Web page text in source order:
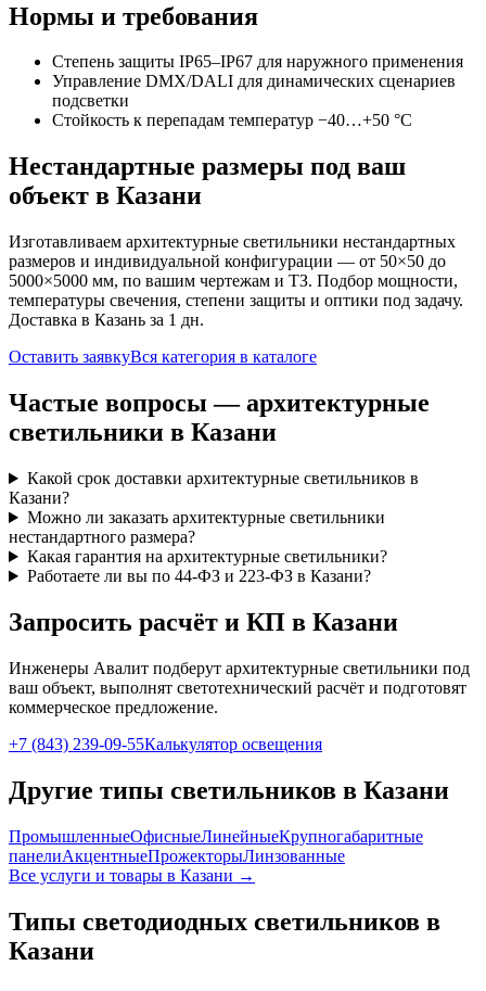
Нормы и требования
Степень защиты IP65–IP67 для наружного применения
Управление DMX/DALI для динамических сценариев
подсветки
Стойкость к перепадам температур −40…+50 °C
Нестандартные размеры под ваш
объект в Казани
Изготавливаем архитектурные светильники нестандартных
размеров и индивидуальной конфигурации — от 50×50 до
5000×5000 мм, по вашим чертежам и ТЗ. Подбор мощности,
температуры свечения, степени защиты и оптики под задачу.
Доставка в Казань за 1 дн.
Оставить заявкуВся категория в каталоге
Частые вопросы —архитектурные
светильники в Казани
Какой срок доставки архитектурные светильников в
Казани?
Можно ли заказать архитектурные светильники
нестандартного размера?
Какая гарантия на архитектурные светильники?
Работаете ли вы по 44-ФЗ и 223-ФЗ в Казани?
Запросить расчёт и КП в Казани
Инженеры Авалит подберут архитектурные светильники под
ваш объект, выполнят светотехнический расчёт и подготовят
коммерческое предложение.
+7 (843) 239-09-55Калькулятор освещения
Другие типы светильников в Казани
ПромышленныеОфисныеЛинейныеКрупногабаритные
панелиАкцентныеПрожекторыЛинзованные
Все услуги и товары в Казани →
Типы светодиодных светильников в
Казани